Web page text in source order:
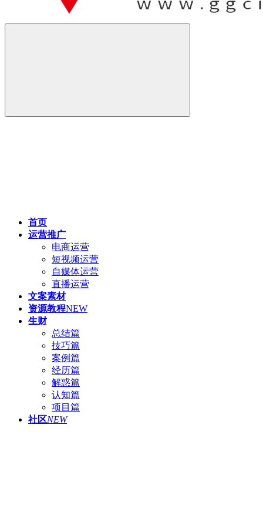
首页
运营推广
电商运营
短视频运营
自媒体运营
直播运营
文案素材
资源教程NEW
生财
总结篇
技巧篇
案例篇
经历篇
解惑篇
认知篇
项目篇
社区NEW